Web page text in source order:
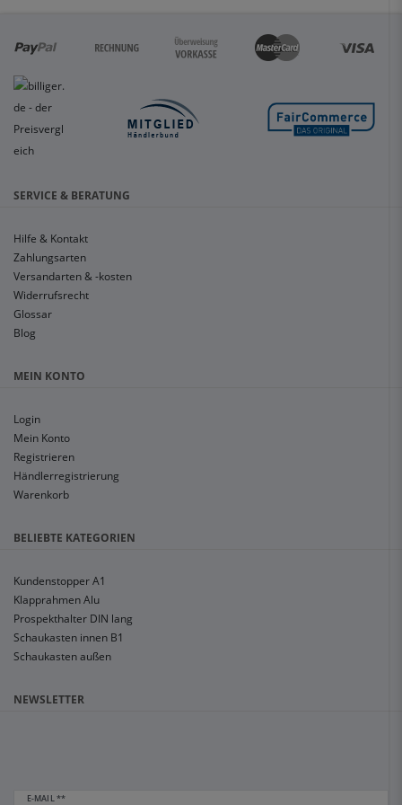
SERVICE & BERATUNG
Hilfe & Kontakt
Zahlungsarten
Versandarten & -kosten
Widerrufsrecht
Glossar
Blog
MEIN KONTO
Login
Mein Konto
Registrieren
Händlerregistrierung
Warenkorb
BELIEBTE KATEGORIEN
Kundenstopper A1
Klapprahmen Alu
Prospekthalter DIN lang
Schaukasten innen B1
Schaukasten außen
NEWSLETTER
E-MAIL **